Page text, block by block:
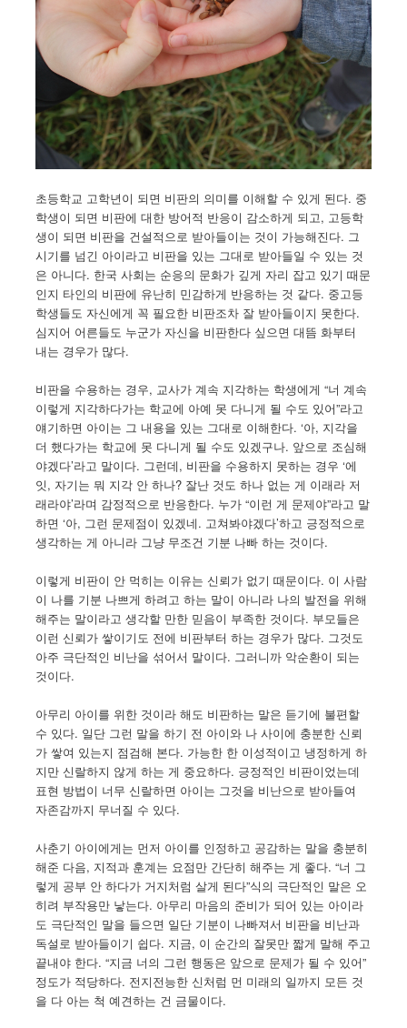
초등학교 고학년이 되면 비판의 의미를 이해할 수 있게 된다. 중
학생이 되면 비판에 대한 방어적 반응이 감소하게 되고, 고등학
생이 되면 비판을 건설적으로 받아들이는 것이 가능해진다. 그
시기를 넘긴 아이라고 비판을 있는 그대로 받아들일 수 있는 것
은 아니다. 한국 사회는 순응의 문화가 깊게 자리 잡고 있기 때문
인지 타인의 비판에 유난히 민감하게 반응하는 것 같다. 중고등
학생들도 자신에게 꼭 필요한 비판조차 잘 받아들이지 못한다.
심지어 어른들도 누군가 자신을 비판한다 싶으면 대뜸 화부터
내는 경우가 많다.
비판을 수용하는 경우, 교사가 계속 지각하는 학생에게 “너 계속
이렇게 지각하다가는 학교에 아예 못 다니게 될 수도 있어”라고
얘기하면 아이는 그 내용을 있는 그대로 이해한다. ‘아, 지각을
더 했다가는 학교에 못 다니게 될 수도 있겠구나. 앞으로 조심해
야겠다’라고 말이다. 그런데, 비판을 수용하지 못하는 경우 ‘에
잇, 자기는 뭐 지각 안 하나? 잘난 것도 하나 없는 게 이래라 저
래라야’라며 감정적으로 반응한다. 누가 “이런 게 문제야”라고 말
하면 ‘아, 그런 문제점이 있겠네. 고쳐봐야겠다’하고 긍정적으로
생각하는 게 아니라 그냥 무조건 기분 나빠 하는 것이다.
이렇게 비판이 안 먹히는 이유는 신뢰가 없기 때문이다. 이 사람
이 나를 기분 나쁘게 하려고 하는 말이 아니라 나의 발전을 위해
해주는 말이라고 생각할 만한 믿음이 부족한 것이다. 부모들은
이런 신뢰가 쌓이기도 전에 비판부터 하는 경우가 많다. 그것도
아주 극단적인 비난을 섞어서 말이다. 그러니까 악순환이 되는
것이다.
아무리 아이를 위한 것이라 해도 비판하는 말은 듣기에 불편할
수 있다. 일단 그런 말을 하기 전 아이와 나 사이에 충분한 신뢰
가 쌓여 있는지 점검해 본다. 가능한 한 이성적이고 냉정하게 하
지만 신랄하지 않게 하는 게 중요하다. 긍정적인 비판이었는데
표현 방법이 너무 신랄하면 아이는 그것을 비난으로 받아들여
자존감까지 무너질 수 있다.
사춘기 아이에게는 먼저 아이를 인정하고 공감하는 말을 충분히
해준 다음, 지적과 훈계는 요점만 간단히 해주는 게 좋다. “너 그
렇게 공부 안 하다가 거지처럼 살게 된다”식의 극단적인 말은 오
히려 부작용만 낳는다. 아무리 마음의 준비가 되어 있는 아이라
도 극단적인 말을 들으면 일단 기분이 나빠져서 비판을 비난과
독설로 받아들이기 쉽다. 지금, 이 순간의 잘못만 짧게 말해 주고
끝내야 한다. “지금 너의 그런 행동은 앞으로 문제가 될 수 있어”
정도가 적당하다. 전지전능한 신처럼 먼 미래의 일까지 모든 것
을 다 아는 척 예견하는 건 금물이다.